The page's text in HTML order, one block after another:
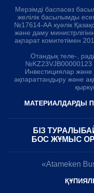
Мерзімді баспасөз
желілік басылымды
№17614-АА куәлік
және даму
ақпарат комитетімен
Отандық теле-,
№KZ23VJB00000123
Инвестициялар және
ақпараттандыру және
МАТЕРИАЛДАРДЫ
БІЗ ТУРАЛЫ
БОС ЖҰМЫС
«Atameken